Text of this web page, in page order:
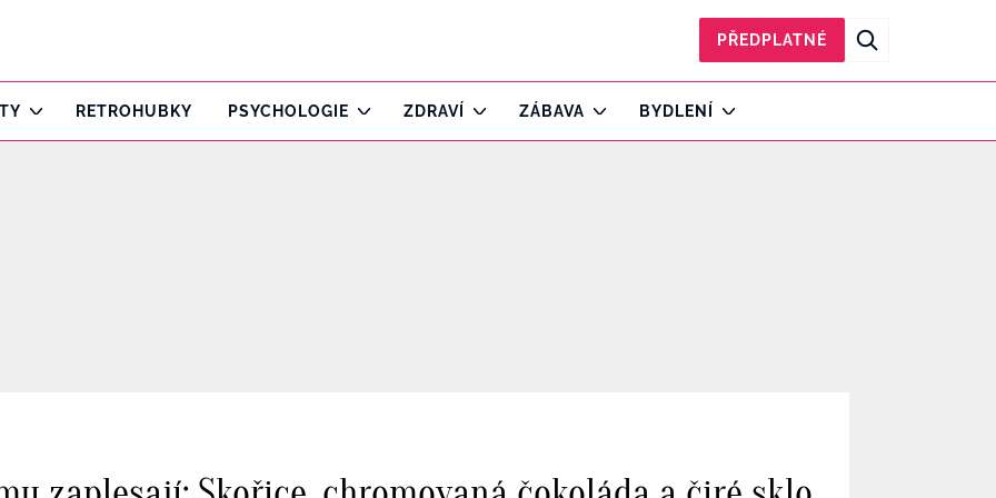
PŘEDPLATNÉ
RETROHUBKY PSYCHOLOGIE ZDRAVÍ ZÁBAVA BYDLENÍ